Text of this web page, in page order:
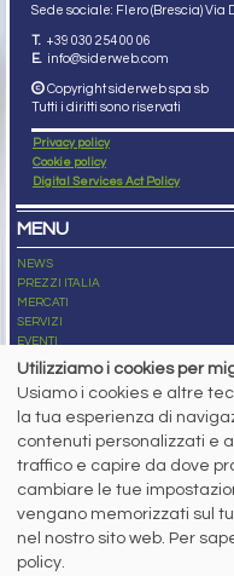
Sede sociale: Flero (Brescia) Via
T. +39 030 254 00 06
E. info@siderweb.com
Copyright siderweb spa sb
Tutti i diritti sono riservati
Privacy policy
Cookie policy
Digital Services Act Policy
MENU
NEWS
PREZZI ITALIA
MERCATI
SERVIZI
EVENTI
ABBONAMENTI
NEWSLETTER
Capitale Sociale: 190.000€
Registro delle Imprese di Brescia
Codice Fiscale e Partita I.V.A.:
R.E.A. n. 419331
www.siderweb.com:
marzo 2004, Iscrizione al R.O.C. n.
Direttrice Responsabile:
Utilizziamo i cookies per
Usiamo i cookies e altre
la tua esperienza di
contenuti personalizzati e
traffico e capire da dove
cambiare le tue
vengano memorizzati sul
nel nostro sito web. Per
policy.